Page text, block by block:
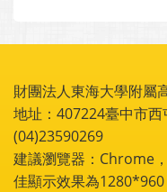
財團法人東海大學附屬
地址：407224臺中市西
(04)23590269
建議瀏覽器：Chrome
佳顯示效果為1280*960